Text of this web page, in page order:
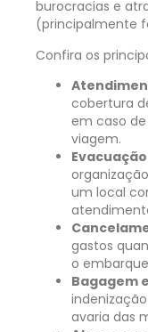
burocracias e
(principalmente
Confira os
cobertura
em caso
viagem.
um local
gastos
o
Bagagem
avaria das